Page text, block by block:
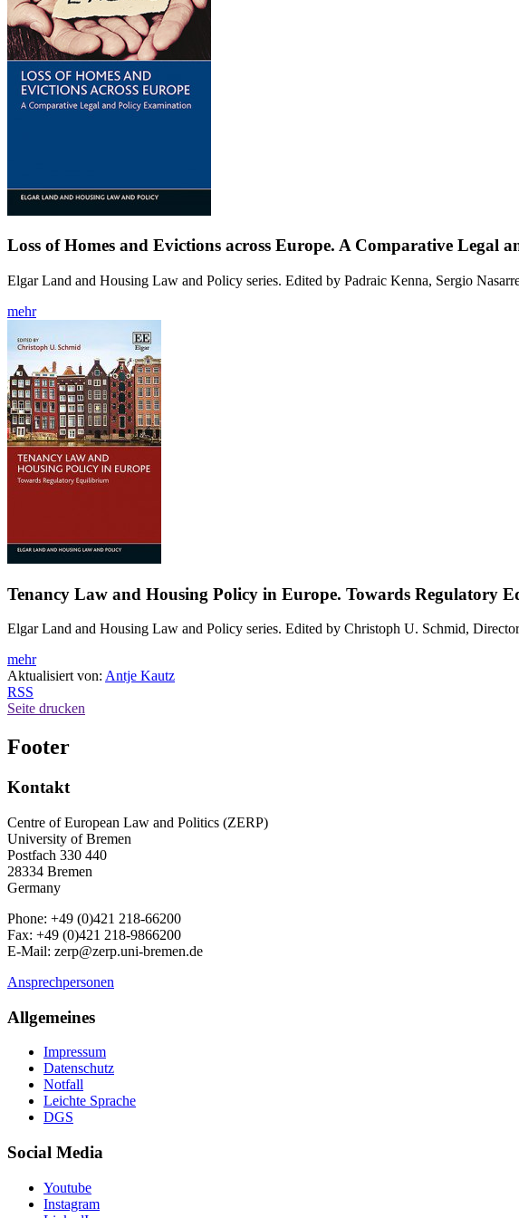
Loss of Homes and Evictions across Europe. A Comparative Legal
Elgar Land and Housing Law and Policy series. Edited by Padraic Kenna, Sergio
mehr
Tenancy Law and Housing Policy in Europe. Towards Regulatory
Elgar Land and Housing Law and Policy series. Edited by Christoph U. Schmid,
mehr
Aktualisiert von: Antje Kautz
RSS
Seite drucken
Footer
Kontakt
Centre of European Law and Politics (ZERP)
University of Bremen
Postfach 330 440
28334 Bremen
Germany
Phone: +49 (0)421 218-66200
Fax: +49 (0)421 218-9866200
E-Mail: zerp@zerp.uni-bremen.de
Ansprechpersonen
Allgemeines
Impressum
Datenschutz
Notfall
Leichte Sprache
DGS
Social Media
Youtube
Instagram